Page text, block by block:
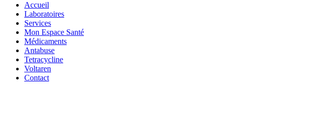
Accueil
Laboratoires
Services
Mon Espace Santé
Médicaments
Antabuse
Tetracycline
Voltaren
Contact